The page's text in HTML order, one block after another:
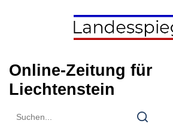
Online-Zeitung für
Liechtenstein
Search
Search